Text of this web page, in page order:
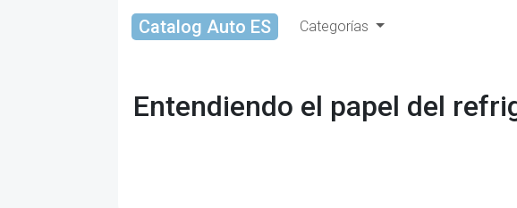
Catalog Auto ES Categorías
Entendiendo el papel del